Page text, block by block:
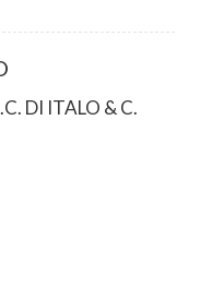
DI ITALO & C.